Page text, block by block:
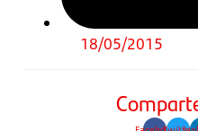
18/05/2015